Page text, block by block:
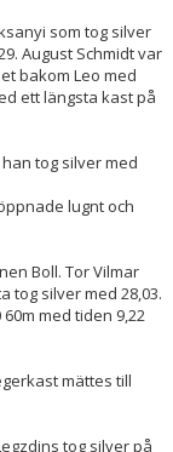
som tog silver
August Schmidt var
bakom Leo med
ett längsta kast på
tog silver med
lugnt och
Boll. Tor Vilmar
tog silver med 28,03.
med tiden 9,22
mättes till
tog silver på